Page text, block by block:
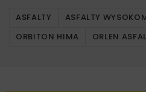
ASFALTY
ASFALTY
ORBITON HIMA
ORLEN